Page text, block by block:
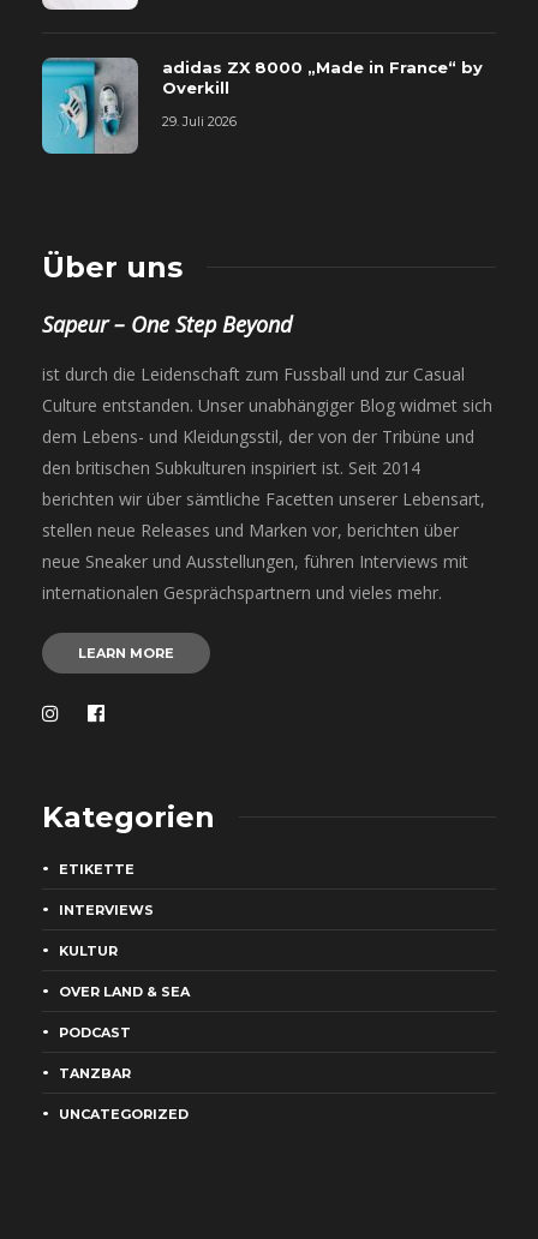
adidas ZX 8000 „Made in France“ by
Overkill
29. Juli 2026
Über uns
Sapeur – One Step Beyond
ist durch die Leidenschaft zum Fussball und zur Casual
Culture entstanden. Unser unabhängiger Blog widmet sich
dem Lebens- und Kleidungsstil, der von der Tribüne und
den britischen Subkulturen inspiriert ist. Seit 2014
berichten wir über sämtliche Facetten unserer Lebensart,
stellen neue Releases und Marken vor, berichten über
neue Sneaker und Ausstellungen, führen Interviews mit
internationalen Gesprächspartnern und vieles mehr.
LEARN MORE
Kategorien
ETIKETTE
INTERVIEWS
KULTUR
OVER LAND & SEA
PODCAST
TANZBAR
UNCATEGORIZED